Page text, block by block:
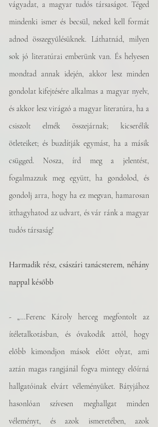
vágyadat, a magyar tudós társaságot. Téged
mindenki ismer és becsül, neked kell formát
adnod összegyűlésüknek. Láthatnád, milyen
sok jó literatúrai emberünk van. És helyesen
mondtad annak idején, akkor lesz minden
gondolat kifejtésére alkalmas a magyar nyelv,
és akkor lesz virágzó a magyar literatúra, ha a
csiszolt elmék összejárnak; kicserélik
ötleteiket; és buzdítják egymást, ha a másik
csügged. Nosza, írd meg a jelentést,
fogalmazzuk meg együtt, ha gondolod, és
gondolj arra, hogy ha ez megvan, hamarosan
itthagyhatod az udvart, és vár ránk a magyar
tudós társaság!
Harmadik rész, császári tanácsterem, néhány
nappal később
- „…Ferenc Károly herceg megfontolt az
ítéletalkotásban, és óvakodik attól, hogy
előbb kimondjon mások előtt olyat, ami
aztán magas rangjánál fogva mintegy előírná
hallgatóinak elvárt véleményüket. Bátyjához
hasonlóan szívesen meghallgat minden
véleményt, és azok ismeretében, azok